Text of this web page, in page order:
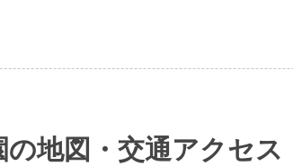
地図・交通アクセス